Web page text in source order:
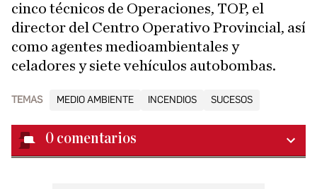
cinco técnicos de Operaciones, TOP, el
director del Centro Operativo Provincial, así
como agentes medioambientales y
celadores y siete vehículos autobombas.
TEMAS MEDIO AMBIENTE INCENDIOS SUCESOS
0 comentarios